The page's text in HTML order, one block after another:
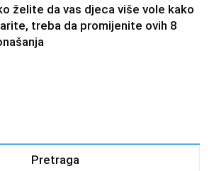
želite da vas djeca više vole kako
treba da promijenite ovih 8
Pretraga